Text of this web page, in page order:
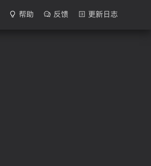
帮助 反馈 更新日志